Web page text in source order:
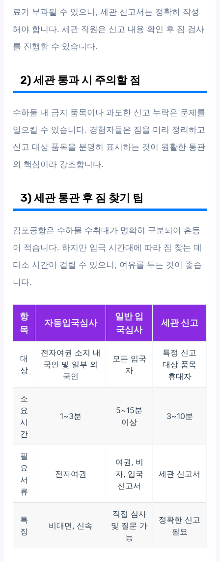
료가 부과될 수 있으니, 세관 신고서는 정확히 작성
해야 합니다. 세관 직원은 신고 내용 확인 후 짐 검사
를 진행할 수 있습니다.
2) 세관 통과 시 주의할 점
수하물 내 금지 품목이나 과도한 신고 누락은 문제를
일으킬 수 있습니다. 경험자들은 짐을 미리 정리하고
신고 대상 품목을 분명히 표시하는 것이 원활한 통관
의 핵심이라 강조합니다.
3) 세관 통관 후 짐 찾기 팁
김포공항은 수하물 수취대가 명확히 구분되어 혼동
이 적습니다. 하지만 입국 시간대에 따라 짐 찾는 데
다소 시간이 걸릴 수 있으니, 여유를 두는 것이 좋습
니다.
항
목
자동입국심사
일반 입
국심사
세관 신고
대
상
전자여권 소지 내
국인 및 일부 외
국인
모든 입국
자
특정 신고
대상 품목
휴대자
소
요
시
간
1~3분
5~15분
이상
3~10분
필
요
서
류
전자여권
여권, 비
자, 입국
신고서
세관 신고서
특
징
비대면, 신속
직접 심사
및 질문 가
능
정확한 신고
필요